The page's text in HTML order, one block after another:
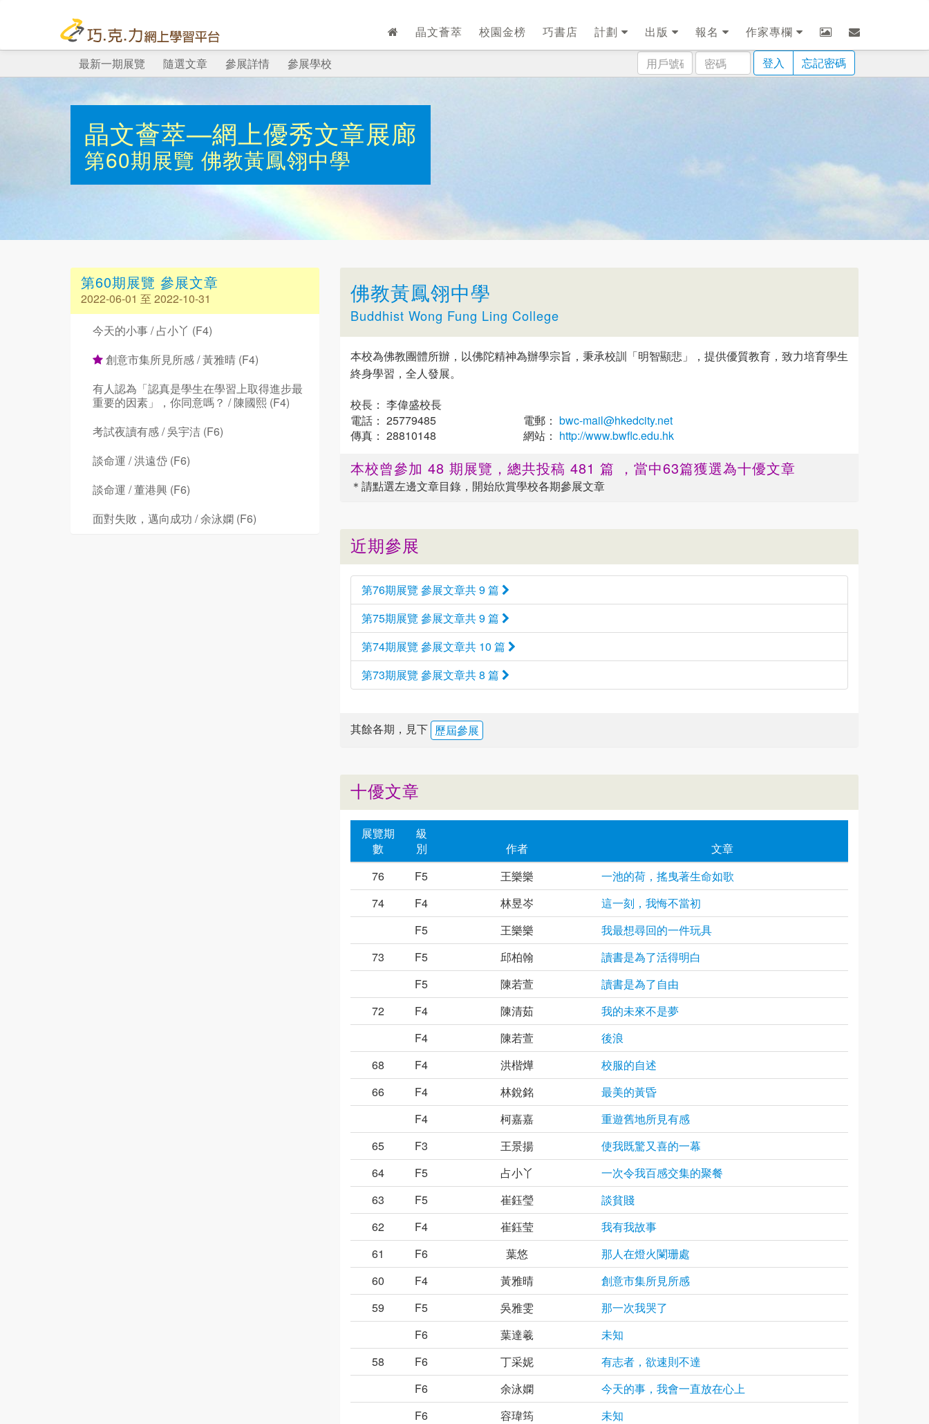
晶文薈萃 校園金榜 巧書店 計劃 出版 報名
作家專欄
用
戶
密
碼
登入 忘記密碼
最新一期展覽 隨選文章 參展詳情 參展學校
晶文薈萃—網上優秀文章展廊
第60期展覽 佛教黃鳳翎中學
第60期展覽 參展文章
2022-06-01 至 2022-10-31
今天的小事 / 占小丫 (F4)
創意市集所見所感 / 黃雅晴 (F4)
有人認為「認真是學生在學習上取得進步最
重要的因素」，你同意嗎？ / 陳國熙 (F4)
考試夜讀有感 / 吳宇洁 (F6)
談命運 / 洪遠岱 (F6)
談命運 / 董港興 (F6)
面對失敗，邁向成功 / 余泳嫻 (F6)
佛教黃鳳翎中學
Buddhist Wong Fung Ling College
本校為佛教團體所辦，以佛陀精神為辦學宗旨，秉承校訓「明智顯悲」，提供優質教育，致力培育學生
終身學習，全人發展。
校長： 李偉盛校長
電話： 25779485
傳真： 28810148
電郵： bwc-mail@hkedcity.net
網站： http://www.bwflc.edu.hk
本校曾參加 48 期展覽，總共投稿 481 篇 ，當中63篇獲選為十優文章
＊請點選左邊文章目錄，開始欣賞學校各期參展文章
近期參展
第76期展覽 參展文章共 9 篇
第75期展覽 參展文章共 9 篇
第74期展覽 參展文章共 10 篇
第73期展覽 參展文章共 8 篇
其餘各期，見下 歷屆參展
十優文章
展覽期
數
級
別
作者
文章
76
F5 王樂樂
一池的荷，搖曳著生命如歌
74
F4 林昱岑
這一刻，我悔不當初
F5
王樂樂
我最想尋回的一件玩具
73
F5 邱柏翰
讀書是為了活得明白
F5
陳若萱
讀書是為了自由
72
F4 陳清茹
我的未來不是夢
F4
陳若萱
後浪
68
F4 洪楷燁
校服的自述
66
F4 林銳銘
最美的黃昏
F4
柯嘉嘉
重遊舊地所見有感
65
F3 王景揚
使我既驚又喜的一幕
64
F5 占小丫
一次令我百感交集的聚餐
63
F5 崔鈺瑩
談貧賤
62
F4 崔鈺莹
我有我故事
61
F6 葉悠
那人在燈火闌珊處
60
F4 黃雅晴
創意市集所見所感
59
F5 吳雅雯
那一次我哭了
F6
葉達羲
未知
58
F6 丁采妮
有志者，欲速則不達
F6
余泳嫻
今天的事，我會一直放在心上
F6
容瑋筠
未知